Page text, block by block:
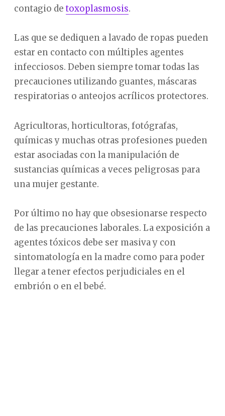
contagio detoxoplasmosis.
Las que se dediquen a lavado de ropas pueden
estar en contacto con múltiples agentes
infecciosos. Deben siempre tomar todas las
precauciones utilizando guantes, máscaras
respiratorias o anteojos acrílicos protectores.
Agricultoras, horticultoras, fotógrafas,
químicas y muchas otras profesiones pueden
estar asociadas con la manipulación de
sustancias químicas a veces peligrosas para
una mujer gestante.
Por último no hay que obsesionarse respecto
de las precauciones laborales. La exposición a
agentes tóxicos debe ser masiva y con
sintomatología en la madre como para poder
llegar a tener efectos perjudiciales en el
embrión o en el bebé.